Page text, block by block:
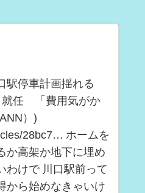
駅停車計画揺れる
就任 「費用気がか
）)
28bc7… ホームを
か高架か地下に埋め
わけで 川口駅前って
から始めなきゃいけ